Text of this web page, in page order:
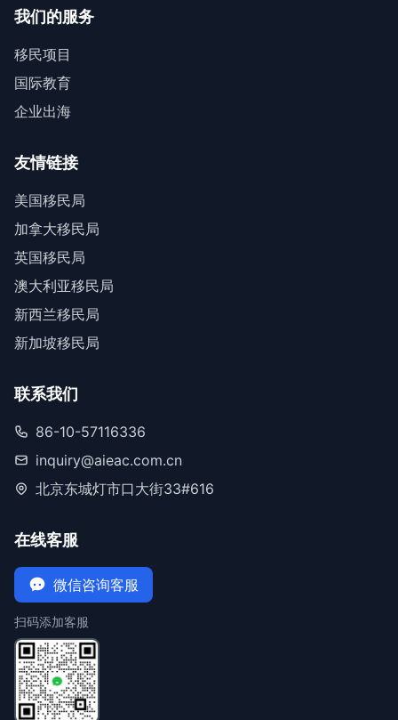
我们的服务
移民项目
国际教育
企业出海
友情链接
美国移民局
加拿大移民局
英国移民局
澳大利亚移民局
新西兰移民局
新加坡移民局
联系我们
86-10-57116336
inquiry@aieac.com.cn
北京东城灯市口大街33#616
在线客服
微信咨询客服
扫码添加客服